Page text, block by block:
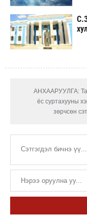
АНХААРУУЛГА: Та
ёс суртахууны
зөрчсөн